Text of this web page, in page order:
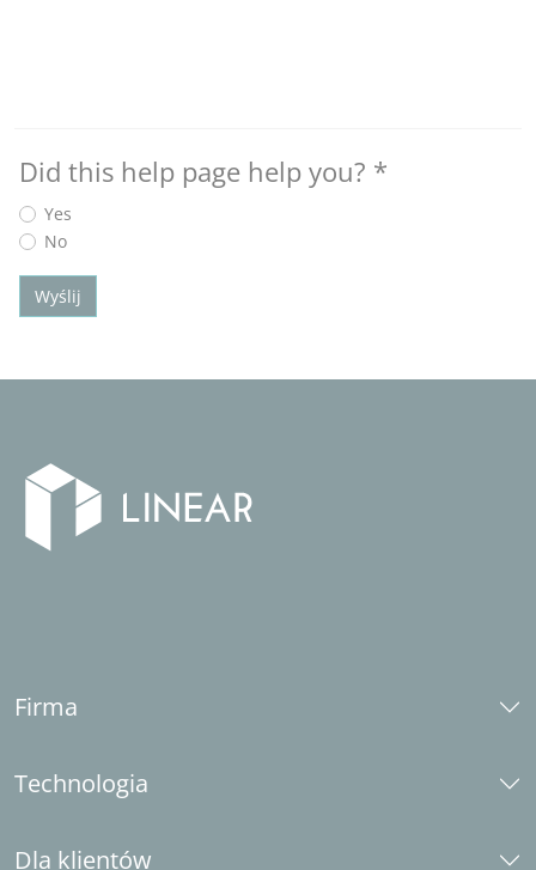
Did this help page help you? *
Yes
No
Wyślij
Firma
Kariera
Technologia
Dla klientów